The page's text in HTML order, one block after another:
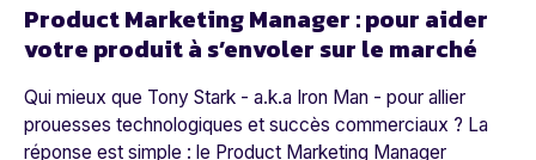
Product Marketing Manager : pour aider
votre produit à s’envoler sur le marché
Qui mieux que Tony Stark - a.k.a Iron Man - pour allier
prouesses technologiques et succès commerciaux ? La
réponse est simple : le Product Marketing Manager